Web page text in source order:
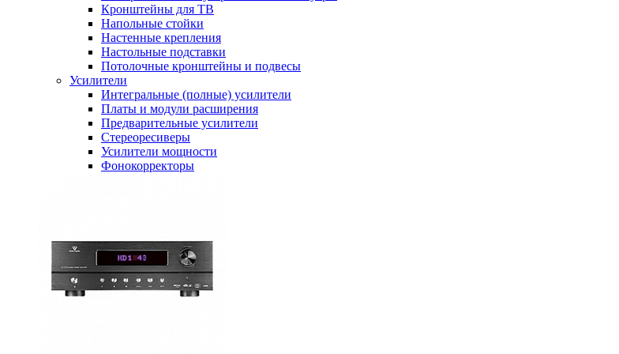
Кронштейны для ТВ
Напольные стойки
Настенные крепления
Настольные подставки
Потолочные кронштейны и подвесы
Усилители
Интегральные (полные) усилители
Платы и модули расширения
Предварительные усилители
Стереоресиверы
Усилители мощности
Фонокорректоры